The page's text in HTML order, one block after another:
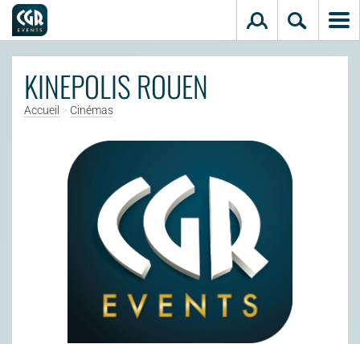
KINEPOLIS ROUEN
Accueil > Cinémas